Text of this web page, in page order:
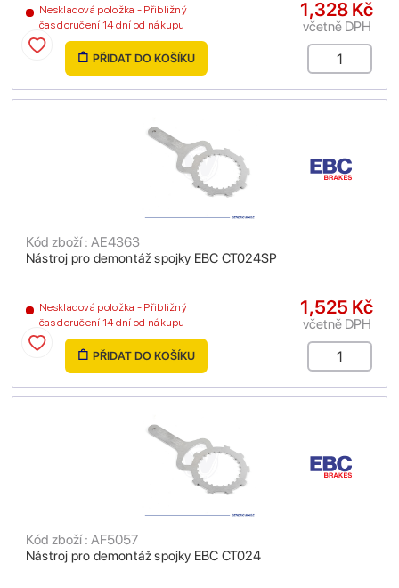
Neskladová položka - Přibližný
čas doručení 14 dní od nákupu
1,328 Kč
včetně DPH
PŘIDAT DO KOŠÍKU
Nástroj pro demontáž spojky EBC CT024SP
Kód zboží : AE4363
Neskladová položka - Přibližný
čas doručení 14 dní od nákupu
1,525 Kč
včetně DPH
PŘIDAT DO KOŠÍKU
Nástroj pro demontáž spojky EBC CT024
Kód zboží : AF5057